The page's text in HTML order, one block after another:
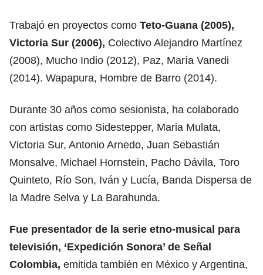
Trabajó en proyectos como Teto-Guana (2005),
Victoria Sur (2006), Colectivo Alejandro Martínez
(2008), Mucho Indio (2012), Paz, María Vanedi
(2014). Wapapura, Hombre de Barro (2014).
Durante 30 años como sesionista, ha colaborado
con artistas como Sidestepper, Maria Mulata,
Victoria Sur, Antonio Arnedo, Juan Sebastián
Monsalve, Michael Hornstein, Pacho Dávila, Toro
Quinteto, Río Son, Iván y Lucía, Banda Dispersa de
la Madre Selva y La Barahunda.
Fue presentador de la serie etno-musical para
televisión, ‘Expedición Sonora’ de Señal
Colombia, emitida también en México y Argentina,